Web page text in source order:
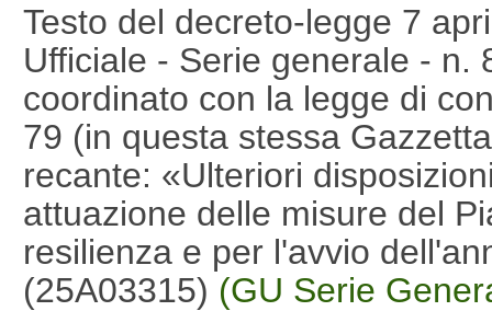
Testo del decreto-legge 7
Ufficiale - Serie generale - n.
coordinato con la legge di
79 (in questa stessa
recante: «Ulteriori
attuazione delle misure del
resilienza e per l'avvio
(25A03315) (GU Serie